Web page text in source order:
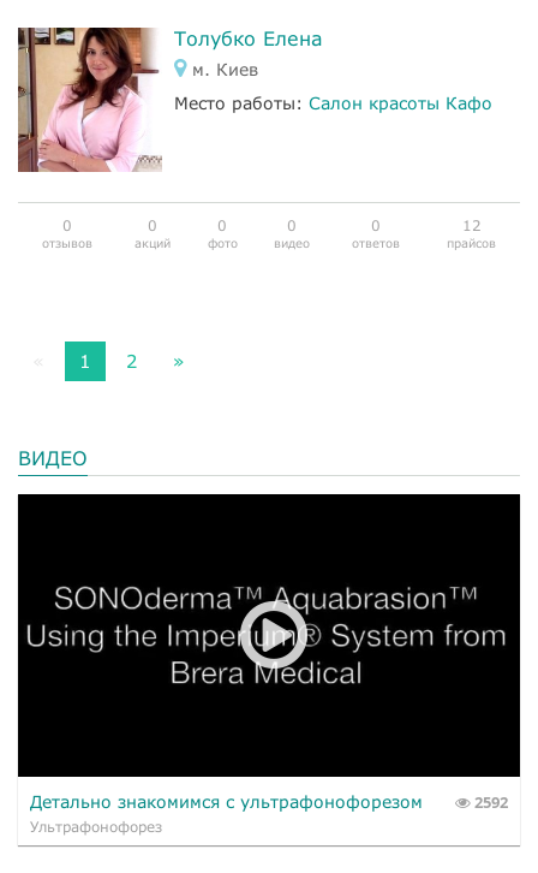
Толубко Елена
м. Киев
Место работы: Салон красоты Кафо
0
отзывов
0
акций
0
фото
0
видео
0
ответов
12
прайсов
1 2 »
ВИДЕО
Детально знакомимся с ультрафонофорезом
Ультрафонофорез
2592